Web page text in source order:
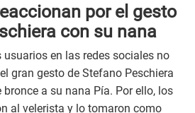
por el gesto
con su nana
usuarios en las redes sociales no
gran gesto de Stefano Peschiera
a su nana Pía. Por ello, los
al velerista y lo tomaron como